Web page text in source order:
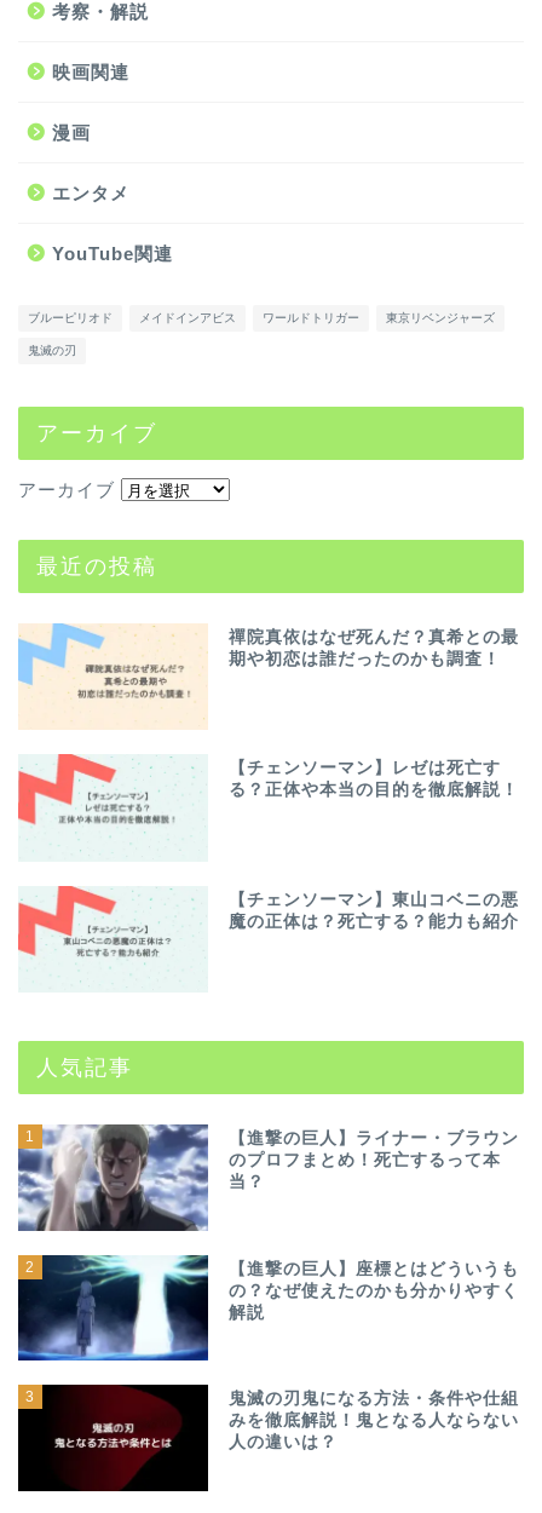
考察・解説
映画関連
漫画
エンタメ
YouTube関連
ブルーピリオド メイドインアビス ワールドトリガー 東京リベンジャーズ
鬼滅の刃
アーカイブ
アーカイブ
最近の投稿
禪院真依はなぜ死んだ？真希との最
期や初恋は誰だったのかも調査！
【チェンソーマン】レゼは死亡す
る？正体や本当の目的を徹底解説！
【チェンソーマン】東山コベニの悪
魔の正体は？死亡する？能力も紹介
人気記事
1
【進撃の巨人】ライナー・ブラウン
のプロフまとめ！死亡するって本
当？
2
【進撃の巨人】座標とはどういうも
の？なぜ使えたのかも分かりやすく
解説
3
鬼滅の刃鬼になる方法・条件や仕組
みを徹底解説！鬼となる人ならない
人の違いは？